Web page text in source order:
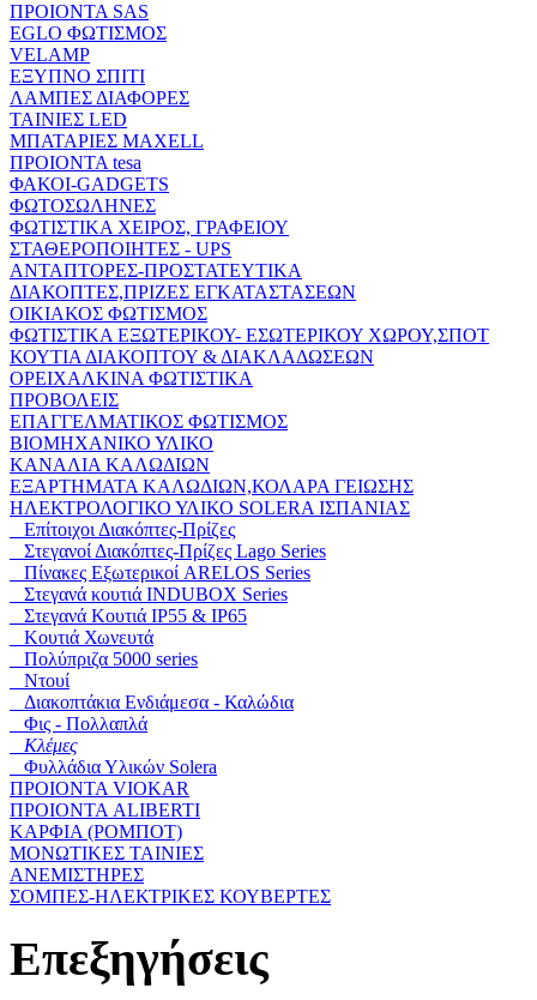
ΠΡΟΙΟΝΤΑ SAS
EGLO ΦΩΤΙΣΜΟΣ
VELAMP
ΕΞΥΠΝΟ ΣΠΙΤΙ
ΛΑΜΠΕΣ ΔΙΑΦΟΡΕΣ
ΤΑΙΝΙΕΣ LED
ΜΠΑΤΑΡΙΕΣ MAXELL
ΠΡΟΙΟΝΤΑ tesa
ΦΑΚΟΙ-GADGETS
ΦΩΤΟΣΩΛΗΝΕΣ
ΦΩΤΙΣΤΙΚΑ ΧΕΙΡΟΣ, ΓΡΑΦΕΙΟΥ
ΣΤΑΘΕΡΟΠΟΙΗΤΕΣ - UPS
ΑΝΤΑΠΤΟΡΕΣ-ΠΡΟΣΤΑΤΕΥΤΙΚΑ
ΔΙΑΚΟΠΤΕΣ,ΠΡΙΖΕΣ ΕΓΚΑΤΑΣΤΑΣΕΩΝ
ΟΙΚΙΑΚΟΣ ΦΩΤΙΣΜΟΣ
ΦΩΤΙΣΤΙΚΑ ΕΞΩΤΕΡΙΚΟΥ- ΕΣΩΤΕΡΙΚΟΥ ΧΩΡΟΥ,ΣΠΟΤ
ΚΟΥΤΙΑ ΔΙΑΚΟΠΤΟΥ & ΔΙΑΚΛΑΔΩΣΕΩΝ
ΟΡΕΙΧΑΛΚΙΝΑ ΦΩΤΙΣΤΙΚΑ
ΠΡΟΒΟΛΕΙΣ
ΕΠΑΓΓΕΛΜΑΤΙΚΟΣ ΦΩΤΙΣΜΟΣ
ΒΙΟΜΗΧΑΝΙΚΟ ΥΛΙΚΟ
ΚΑΝΑΛΙΑ ΚΑΛΩΔΙΩΝ
ΕΞΑΡΤΗΜΑΤΑ ΚΑΛΩΔΙΩΝ,ΚΟΛΑΡΑ ΓΕΙΩΣΗΣ
ΗΛΕΚΤΡΟΛΟΓΙΚΟ ΥΛΙΚΟ SOLERA ΙΣΠΑΝΙΑΣ
Επίτοιχοι Διακόπτες-Πρίζες
Στεγανοί Διακόπτες-Πρίζες Lago Series
Πίνακες Εξωτερικοί ARELOS Series
Στεγανά κουτιά INDUBOX Series
Στεγανά Κουτιά IP55 & IP65
Κουτιά Χωνευτά
Πολύπριζα 5000 series
Ντουί
Διακοπτάκια Ενδιάμεσα - Καλώδια
Φις - Πολλαπλά
Κλέμες
Φυλλάδια Υλικών Solera
ΠΡΟΙΟΝΤΑ VIOKAR
ΠΡΟΙΟΝΤΑ ALIBERTI
ΚΑΡΦΙΑ (ΡΟΜΠΟΤ)
ΜΟΝΩΤΙΚΕΣ ΤΑΙΝΙΕΣ
ΑΝΕΜΙΣΤΗΡΕΣ
ΣΟΜΠΕΣ-ΗΛΕΚΤΡΙΚΕΣ ΚΟΥΒΕΡΤΕΣ
Επεξηγήσεις